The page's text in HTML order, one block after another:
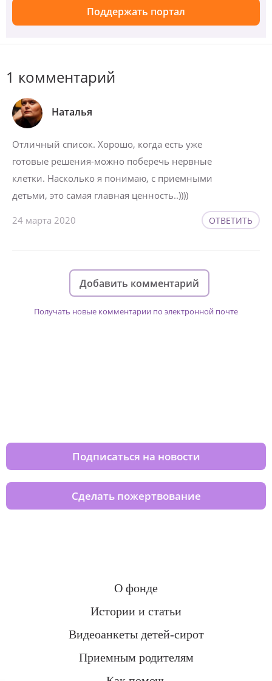
Поддержать портал
1 комментарий
Наталья
Отличный список. Хорошо, когда есть уже
готовые решения-можно поберечь нервные
клетки. Насколько я понимаю, с приемными
детьми, это самая главная ценность..))))
24 марта 2020 ОТВЕТИТЬ
Добавить комментарий
Получать новые комментарии по электронной почте
Подписаться на новости
Сделать пожертвование
О фонде
Истории и статьи
Видеоанкеты детей-сирот
Приемным родителям